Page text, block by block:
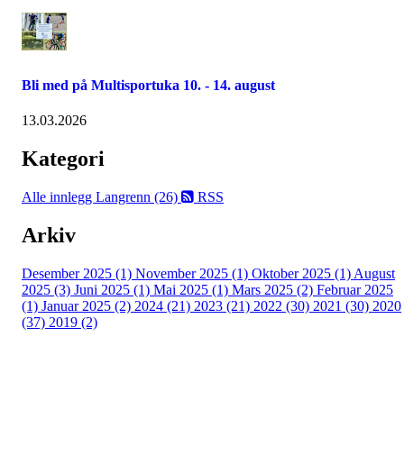
Bli med på Multisportuka 10. - 14. august
13.03.2026
Kategori
Alle innlegg Langrenn (26) RSS
Arkiv
Desember 2025 (1) November 2025 (1) Oktober 2025 (1) August
2025 (3) Juni 2025 (1) Mai 2025 (1) Mars 2025 (2) Februar 2025
(1) Januar 2025 (2) 2024 (21) 2023 (21) 2022 (30) 2021 (30) 2020
(37) 2019 (2)